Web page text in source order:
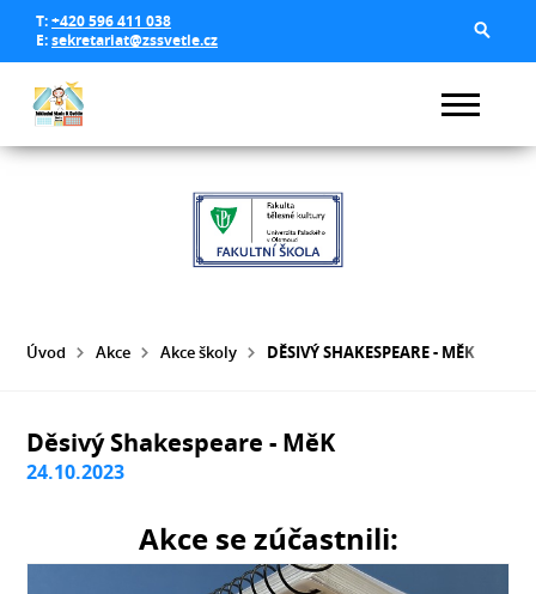
T:+420 596 411 038
E:sekretariat@zssvetle.cz
Úvod Akce Akce školy DĚSIVÝ SHAKESPEARE - MĚK
Děsivý Shakespeare - MěK
24.10.2023
Akce se zúčastnili: